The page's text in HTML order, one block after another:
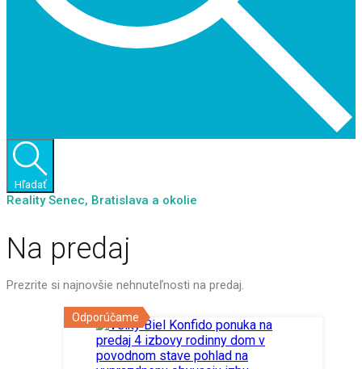
Hľadať
Reality Senec, Bratislava a okolie
Na predaj
Prezrite si najnovšie nehnuteľnosti na predaj.
Odporúčame